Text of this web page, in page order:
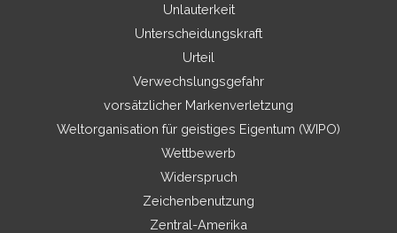
Unlauterkeit
Unterscheidungskraft
Urteil
Verwechslungsgefahr
vorsätzlicher Markenverletzung
Weltorganisation für geistiges Eigentum (WIPO)
Wettbewerb
Widerspruch
Zeichenbenutzung
Zentral-Amerika